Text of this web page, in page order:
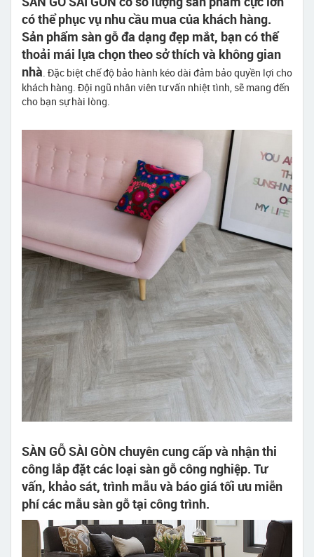
có thể phục vụ nhu cầu mua của khách hàng.
Sản phẩm sàn gỗ đa dạng đẹp mắt, bạn có thể
thoải mái lựa chọn theo sở thích và không gian
nhà. Đặc biệt chế độ bảo hành kéo dài đảm bảo quyền lợi cho
khách hàng. Đội ngũ nhân viên tư vấn nhiệt tình, sẽ mang đến
cho bạn sự hài lòng.
SÀN GỖ SÀI GÒN chuyên cung cấp và nhận thi
công lắp đặt các loại sàn gỗ công nghiệp. Tư
vấn, khảo sát, trình mẫu và báo giá tối ưu miễn
phí các mẫu sàn gỗ tại công trình.